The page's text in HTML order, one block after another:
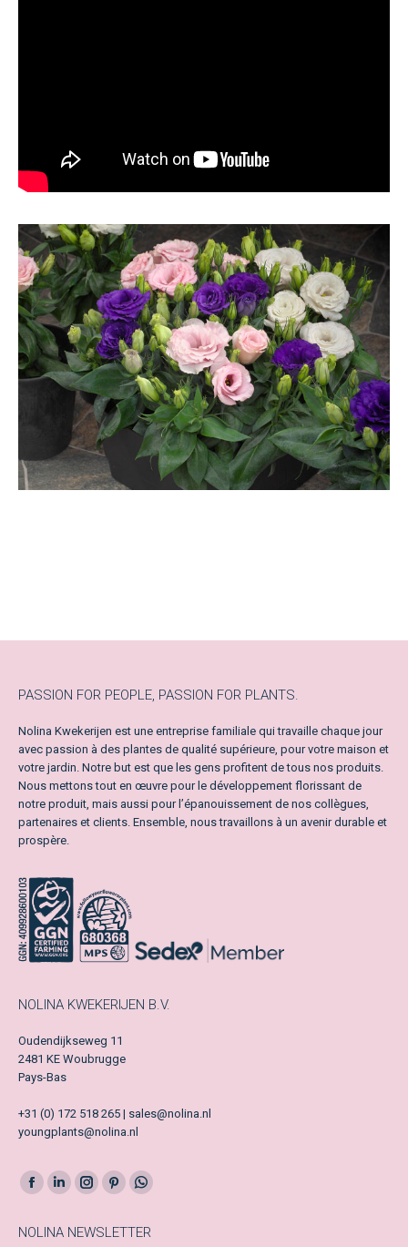
PASSION FOR PEOPLE, PASSION FOR PLANTS.
Nolina Kwekerijen est une entreprise familiale qui travaille chaque jour
avec passion à des plantes de qualité supérieure, pour votre maison et
votre jardin. Notre but est que les gens profitent de tous nos produits.
Nous mettons tout en œuvre pour le développement florissant de
notre produit, mais aussi pour l’épanouissement de nos collègues,
partenaires et clients. Ensemble, nous travaillons à un avenir durable et
prospère.
NOLINA KWEKERIJEN B.V.
Oudendijkseweg 11
2481 KE Woubrugge
Pays-Bas
+31 (0) 172 518 265 | sales@nolina.nl
youngplants@nolina.nl
Facebook
opens
LinkedIn
opens
Instagram
opens
Pinterest
opens
Whatsapp
opens
NOLINA NEWSLETTER